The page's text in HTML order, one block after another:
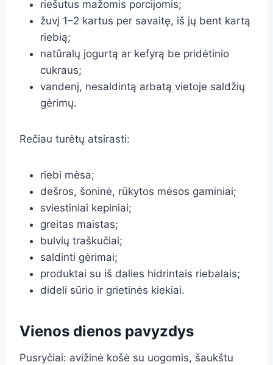
riešutus mažomis porcijomis;
žuvį 1–2 kartus per savaitę, iš jų bent kartą
riebią;
natūralų jogurtą ar kefyrą be pridėtinio
cukraus;
vandenį, nesaldintą arbatą vietoje saldžių
gėrimų.
Rečiau turėtų atsirasti:
riebi mėsa;
dešros, šoninė, rūkytos mėsos gaminiai;
sviestiniai kepiniai;
greitas maistas;
bulvių traškučiai;
saldinti gėrimai;
produktai su iš dalies hidrintais riebalais;
dideli sūrio ir grietinės kiekiai.
Vienos dienos pavyzdys
Pusryčiai: avižinė košė su uogomis, šaukštu